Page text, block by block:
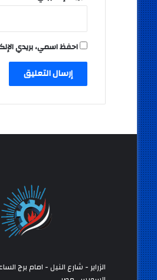
احفظ اسمي، بريدي
الزراير - شارع النيل - امام برج